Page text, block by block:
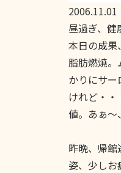
2006.11.01
昼過ぎ、健
本日の成果
脂肪燃焼。
かりにサ
けれど・
値。あぁ〜
昨晩、帰
姿、少しお